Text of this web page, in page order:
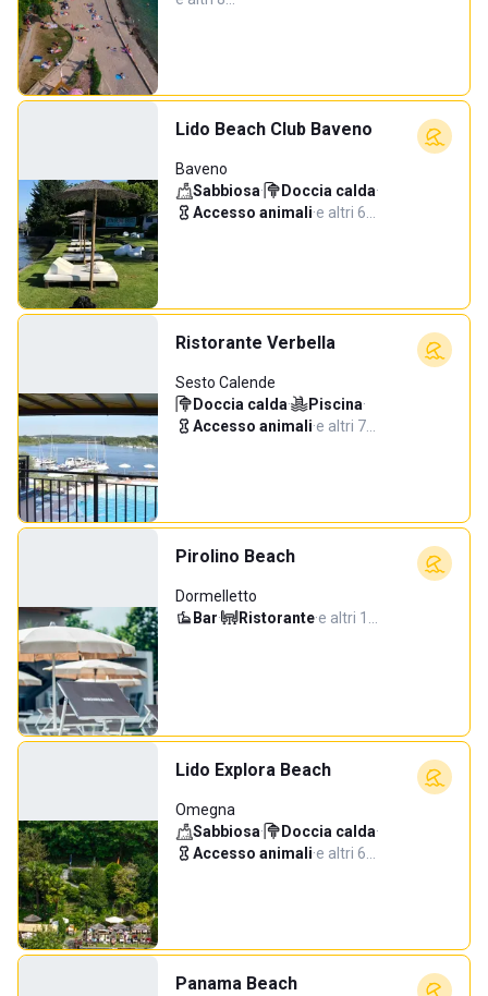
Lido Beach Club Baveno
Baveno
Sabbiosa· Doccia calda·
Accesso animali·e altri 6…
Ristorante Verbella
Sesto Calende
Doccia calda· Piscina·
Accesso animali·e altri 7…
Pirolino Beach
Dormelletto
Bar· Ristorante·e altri 1…
Lido Explora Beach
Omegna
Sabbiosa· Doccia calda·
Accesso animali·e altri 6…
Panama Beach